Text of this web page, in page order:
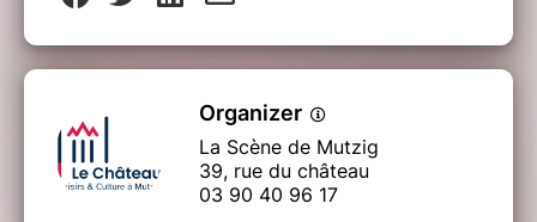
Organizer
La Scène de Mutzig
39, rue du château
03 90 40 96 17